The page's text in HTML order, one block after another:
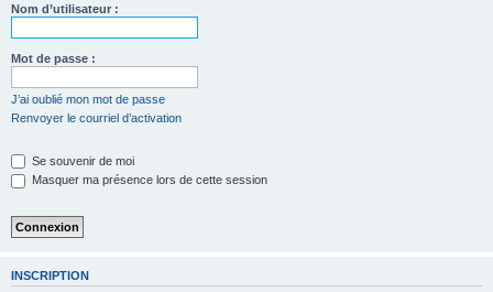
Nom d’utilisateur :
Mot de passe :
J’ai oublié mon mot de passe
Renvoyer le courriel d’activation
Se souvenir de moi
Masquer ma présence lors de cette session
INSCRIPTION